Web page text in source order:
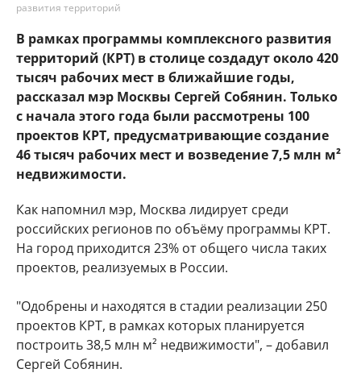
развития территорий
В рамках программы комплексного развития
территорий (КРТ) в столице создадут около 420
тысяч рабочих мест в ближайшие годы,
рассказал мэр Москвы Сергей Собянин. Только
с начала этого года были рассмотрены 100
проектов КРТ, предусматривающие создание
46 тысяч рабочих мест и возведение 7,5 млн м²
недвижимости.
Как напомнил мэр, Москва лидирует среди
российских регионов по объёму программы КРТ.
На город приходится 23% от общего числа таких
проектов, реализуемых в России.
"Одобрены и находятся в стадии реализации 250
проектов КРТ, в рамках которых планируется
построить 38,5 млн м² недвижимости", – добавил
Сергей Собянин.